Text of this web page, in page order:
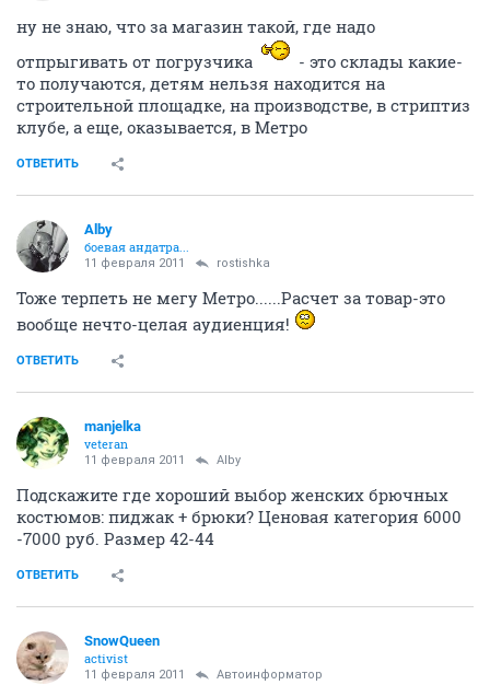
ну не знаю, что за магазин такой, где надо
отпрыгивать от погрузчика
- это склады какие-
то получаются, детям нельзя находится на
строительной площадке, на производстве, в стриптиз
клубе, а еще, оказывается, в Метро
ОТВЕТИТЬ
Alby
боевая андатра...
11 февраля 2011 rostishka
Тоже терпеть не мегу Метро......Расчет за товар-это
вообще нечто-целая аудиенция!
ОТВЕТИТЬ
manjelka
veteran
11 февраля 2011 Alby
Подскажите где хороший выбор женских брючных
костюмов: пиджак + брюки? Ценовая категория 6000
-7000 руб. Размер 42-44
ОТВЕТИТЬ
SnowQueen
activist
11 февраля 2011 Автоинформатор